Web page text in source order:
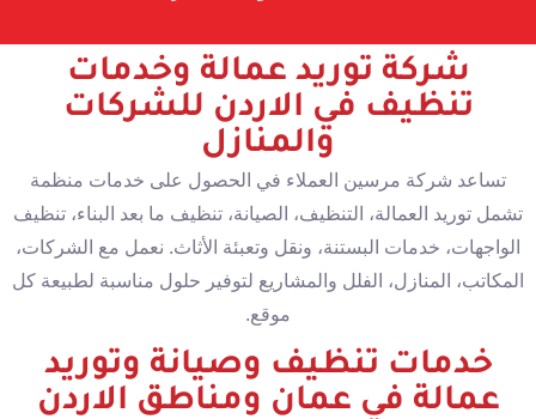
شركة توريد عمالة وخدمات
تنظيف في الاردن للشركات
والمنازل
تساعد شركة مرسين العملاء في الحصول على خدمات منظمة
تشمل توريد العمالة، التنظيف، الصيانة، تنظيف ما بعد البناء، تنظيف
الواجهات، خدمات البستنة، ونقل وتعبئة الأثاث. نعمل مع الشركات،
المكاتب، المنازل، الفلل والمشاريع لتوفير حلول مناسبة لطبيعة كل
موقع.
خدمات تنظيف وصيانة وتوريد
عمالة في عمان ومناطق الاردن